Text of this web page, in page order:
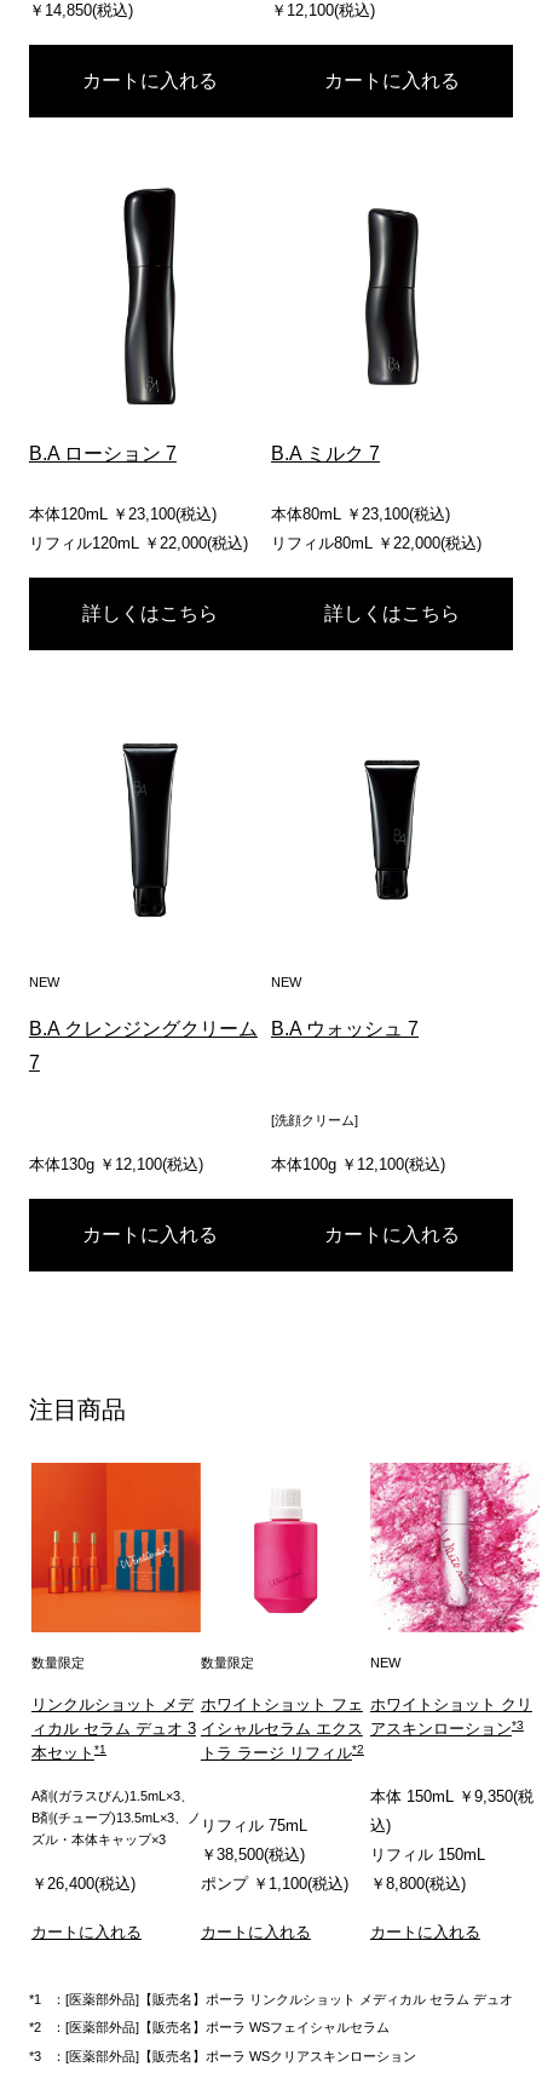
￥14,850(税込)
カートに入れる
￥12,100(税込)
カートに入れる
B.A ローション 7
本体120mL ￥23,100(税込)
リフィル120mL ￥22,000(税込)
詳しくはこちら
B.A ミルク 7
本体80mL ￥23,100(税込)
リフィル80mL ￥22,000(税込)
詳しくはこちら
NEW
B.A クレンジングクリーム
7
本体130g ￥12,100(税込)
カートに入れる
NEW
B.A ウォッシュ 7
[洗顔クリーム]
本体100g ￥12,100(税込)
カートに入れる
注目商品
数量限定
リンクルショット メデ
ィカル セラム デュオ 3
本セット*1
A剤(ガラスびん)1.5mL×3、
B剤(チューブ)13.5mL×3、ノ
ズル・本体キャップ×3
￥26,400(税込)
カートに入れる
数量限定
ホワイトショット フェ
イシャルセラム エクス
トラ ラージ リフィル*2
リフィル 75mL
￥38,500(税込)
ポンプ ￥1,100(税込)
カートに入れる
NEW
ホワイトショット クリ
アスキンローション*3
本体 150mL ￥9,350(税
込)
リフィル 150mL
￥8,800(税込)
カートに入れる
：[医薬部外品]【販売名】ポーラ リンクルショット メディカル セラム デュオ
：[医薬部外品]【販売名】ポーラ WSフェイシャルセラム
：[医薬部外品]【販売名】ポーラ WSクリアスキンローション